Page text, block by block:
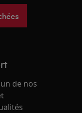
de nos